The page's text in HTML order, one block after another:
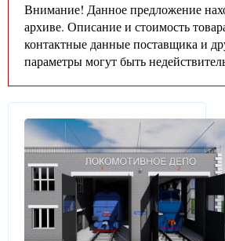
Внимание! Данное предложение
архиве. Описание и стоимость
контактные данные поставщика и
параметры могут быть